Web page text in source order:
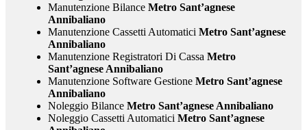
Manutenzione BilanceMetro Sant’agnese
Annibaliano
Manutenzione Cassetti Automatici Metro Sant’agnese
Annibaliano
Manutenzione Registratori Di Cassa Metro
Sant’agnese Annibaliano
Manutenzione Software GestioneMetro Sant’agnese
Annibaliano
Noleggio BilanceMetro Sant’agnese Annibaliano
Noleggio Cassetti Automatici Metro Sant’agnese